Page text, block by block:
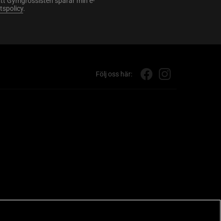
.
Följ oss här: